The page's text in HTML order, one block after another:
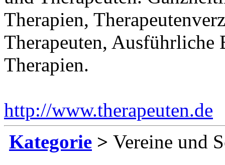
Therapien,
Therapeuten, Ausführliche
Therapien.
http://www.therapeuten.de
Kategorie > Vereine und